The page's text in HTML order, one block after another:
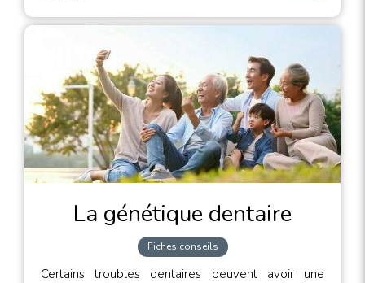
La génétique dentaire
Fiches conseils
Certains troubles dentaires peuvent avoir une